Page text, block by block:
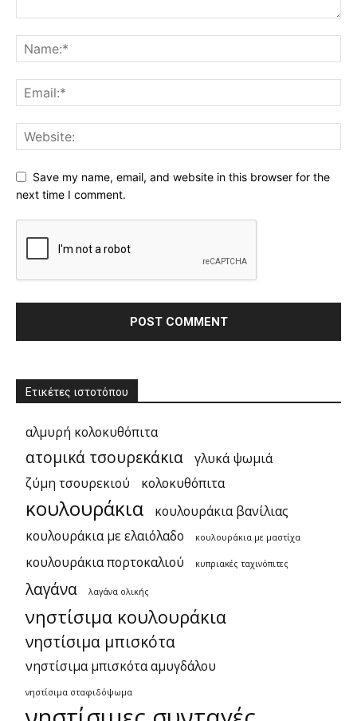
Save my name, email, and website in this browser for the
next time I comment.
Ετικέτες ιστοτόπου
αλμυρή κολοκυθόπιτα
ατομικά τσουρεκάκια
γλυκά ψωμιά
ζύμη τσουρεκιού
κολοκυθόπιτα
κουλουράκια
κουλουράκια βανίλιας
κουλουράκια με ελαιόλαδο
κουλουράκια με μαστίχα
κουλουράκια πορτοκαλιού κυπριακές ταχινόπιτες
λαγάνα λαγάνα ολικής
νηστίσιμα κουλουράκια
νηστίσιμα μπισκότα
νηστίσιμα μπισκότα αμυγδάλου
νηστίσιμα σταφιδόψωμα